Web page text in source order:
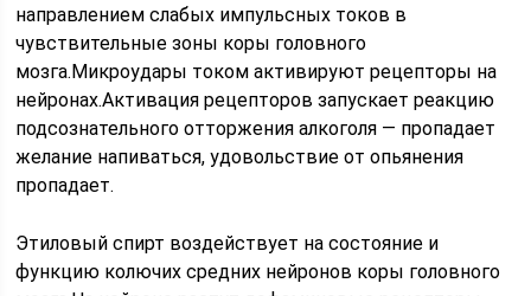
направлением слабых импульсных токов в
чувствительные зоны коры головного
мозга.Микроудары током активируют рецепторы на
нейронах.Активация рецепторов запускает реакцию
подсознательного отторжения алкоголя — пропадает
желание напиваться, удовольствие от опьянения
пропадает.
Этиловый спирт воздействует на состояние и
функцию колючих средних нейронов коры головного